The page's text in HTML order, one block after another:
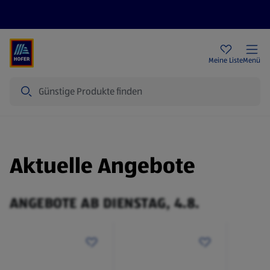
Meine ListeMenü
Aktuelle Angebote
ANGEBOTE AB DIENSTAG, 4.8.